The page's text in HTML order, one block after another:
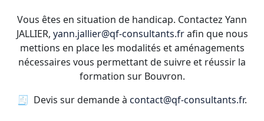
Vous êtes en situation de handicap. Contactez Yann
JALLIER, yann.jallier@qf-consultants.frafin que nous
mettions en place les modalités et aménagements
nécessaires vous permettant de suivre et réussir la
formation sur Bouvron.
🧾 Devis sur demande à contact@qf-consultants.fr.